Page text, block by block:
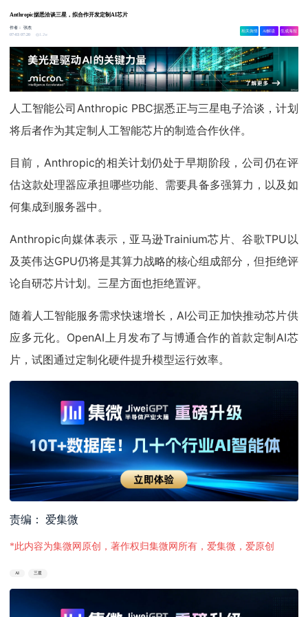
Anthropic据悉洽谈三星，拟合作开发定制AI芯片
作者：张杰
07-03 07:20
1.2w
相关舆情 AI解读 生成海报
人工智能公司Anthropic PBC据悉正与三星电子洽谈，计划
将后者作为其定制人工智能芯片的制造合作伙伴。
目前，Anthropic的相关计划仍处于早期阶段，公司仍在评
估这款处理器应承担哪些功能、需要具备多强算力，以及如
何集成到服务器中。
Anthropic向媒体表示，亚马逊Trainium芯片、谷歌TPU以
及英伟达GPU仍将是其算力战略的核心组成部分，但拒绝评
论自研芯片计划。三星方面也拒绝置评。
随着人工智能服务需求快速增长，AI公司正加快推动芯片供
应多元化。OpenAI上月发布了与博通合作的首款定制AI芯
片，试图通过定制化硬件提升模型运行效率。
责编： 爱集微
*此内容为集微网原创，著作权归集微网所有，爱集微，爱原创
AI 三星